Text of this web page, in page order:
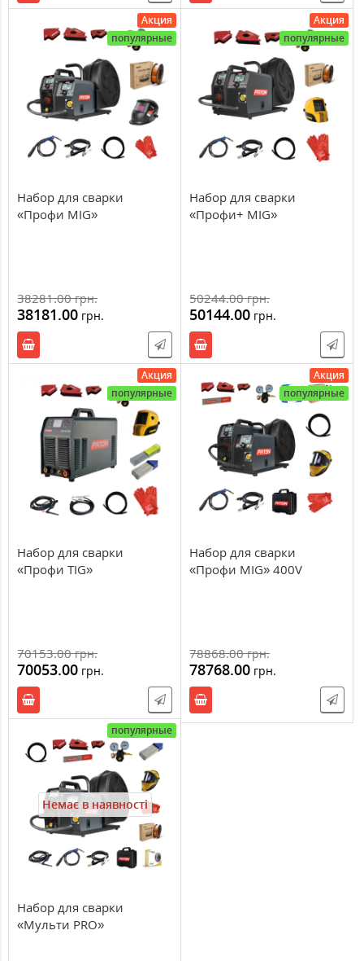
Акция
популярные
Набор для сварки
«Профи MIG»
38281.00грн.
38181.00 грн.
Акция
популярные
Набор для сварки
«Профи+ MIG»
50244.00грн.
50144.00 грн.
Акция
популярные
Набор для сварки
«Профи TIG»
70153.00грн.
70053.00 грн.
Акция
популярные
Набор для сварки
«Профи MIG» 400V
78868.00грн.
78768.00 грн.
популярные
Немає в наявності
Набор для сварки
«Мульти PRO»